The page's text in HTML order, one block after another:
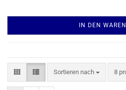
IN DEN
Sortieren nach
Sortieren nach 8
pro